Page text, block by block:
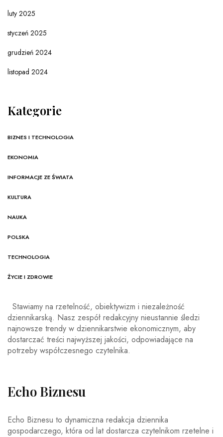
luty 2025
styczeń 2025
grudzień 2024
listopad 2024
Kategorie
BIZNES I TECHNOLOGIA
EKONOMIA
INFORMACJE ZE ŚWIATA
KULTURA
NAUKA
POLSKA
TECHNOLOGIA
ŻYCIE I ZDROWIE
Stawiamy na rzetelność, obiektywizm i niezależność
dziennikarską. Nasz zespół redakcyjny nieustannie śledzi
najnowsze trendy w dziennikarstwie ekonomicznym, aby
dostarczać treści najwyższej jakości, odpowiadające na
potrzeby współczesnego czytelnika.
Echo Biznesu
Echo Biznesu to dynamiczna redakcja dziennika
gospodarczego, która od lat dostarcza czytelnikom rzetelne i